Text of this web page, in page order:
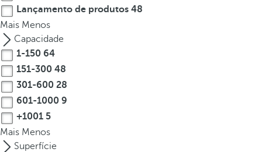
t
e
r
s
,
y
o
c
a
n
Lançamento de produtos 48
Mais Menos
Capacidade
1-150 64
151-300 48
301-600 28
601-1000 9
+1001 5
Mais Menos
Superfície